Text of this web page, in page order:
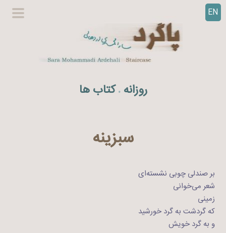
EN
روزانه . کتاب ها
سبزینه
بر صندلی چوبی ‌نشسته‌ای
شعر می‌خوانی
زمینی
که گردشت به گرد خورشید
و به گرد خویش